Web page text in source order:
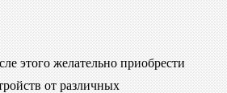
этого желательно приобрести
от различных